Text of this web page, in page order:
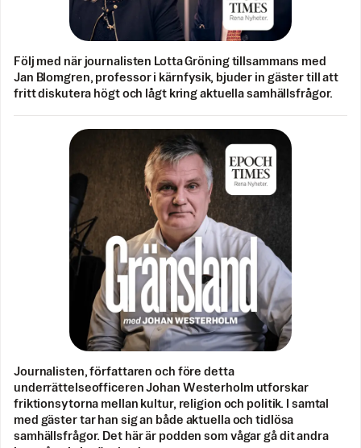
Följ med när journalisten Lotta Gröning tillsammans med
Jan Blomgren, professor i kärnfysik, bjuder in gäster till att
fritt diskutera högt och lågt kring aktuella samhällsfrågor.
Journalisten, författaren och före detta
underrättelseofficeren Johan Westerholm utforskar
friktionsytorna mellan kultur, religion och politik. I samtal
med gäster tar han sig an både aktuella och tidlösa
samhällsfrågor. Det här är podden som vågar gå dit andra